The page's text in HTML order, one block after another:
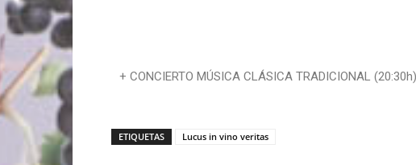
+ CONCIERTO MÚSICA CLÁSICA TRADICIONAL (20:30h)
ETIQUETAS Lucus in vino veritas